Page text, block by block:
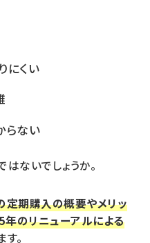
にくい
らない
ないでしょうか。
定期購入の概要やメリッ
年のリニューアルによる
す。